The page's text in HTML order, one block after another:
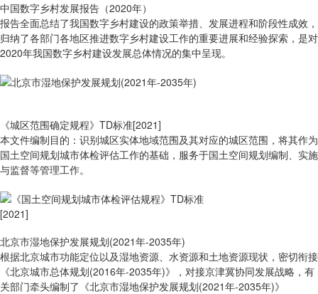
中国数字乡村发展报告（2020年）
报告全面总结了我国数字乡村建设的政策举措、发展进程和阶段性成效，
归纳了各部门各地区推进数字乡村建设工作的重要进展和经验探索，是对
2020年我国数字乡村建设发展总体情况的集中呈现。
《城区范围确定规程》TD标准[2021]
本文件编制目的：识别城区实体地域范围及其对应的城区范围，将其作为
国土空间规划城市体检评估工作的基础，服务于国土空间规划编制、实施
与监督等管理工作。
北京市湿地保护发展规划(2021年-2035年)
根据北京城市功能定位以及湿地资源、水资源和土地资源现状，密切衔接
《北京城市总体规划(2016年-2035年)》，对接京津冀协同发展战略，有
关部门牵头编制了《北京市湿地保护发展规划(2021年-2035年)》